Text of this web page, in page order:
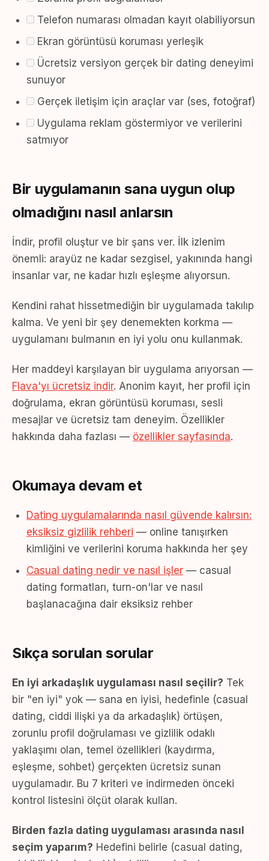
Telefon numarası olmadan kayıt olabiliyorsun
Ekran görüntüsü koruması yerleşik
Ücretsiz versiyon gerçek bir dating deneyimi
sunuyor
Gerçek iletişim için araçlar var (ses, fotoğraf)
Uygulama reklam göstermiyor ve verilerini
satmıyor
Bir uygulamanın sana uygun olup
olmadığını nasıl anlarsın
İndir, profil oluştur ve bir şans ver. İlk izlenim
önemli: arayüz ne kadar sezgisel, yakınında hangi
insanlar var, ne kadar hızlı eşleşme alıyorsun.
Kendini rahat hissetmediğin bir uygulamada takılıp
kalma. Ve yeni bir şey denemekten korkma —
uygulamanı bulmanın en iyi yolu onu kullanmak.
Her maddeyi karşılayan bir uygulama arıyorsan —
Flava'yı ücretsiz indir. Anonim kayıt, her profil için
doğrulama, ekran görüntüsü koruması, sesli
mesajlar ve ücretsiz tam deneyim. Özellikler
hakkında daha fazlası — özellikler sayfasında.
Okumaya devam et
Dating uygulamalarında nasıl güvende kalırsın:
eksiksiz gizlilik rehberi — online tanışırken
kimliğini ve verilerini koruma hakkında her şey
Casual dating nedir ve nasıl işler — casual
dating formatları, turn-on'lar ve nasıl
başlanacağına dair eksiksiz rehber
Sıkça sorulan sorular
En iyi arkadaşlık uygulaması nasıl seçilir? Tek
bir "en iyi" yok — sana en iyisi, hedefinle (casual
dating, ciddi ilişki ya da arkadaşlık) örtüşen,
zorunlu profil doğrulaması ve gizlilik odaklı
yaklaşımı olan, temel özellikleri (kaydırma,
eşleşme, sohbet) gerçekten ücretsiz sunan
uygulamadır. Bu 7 kriteri ve indirmeden önceki
kontrol listesini ölçüt olarak kullan.
Birden fazla dating uygulaması arasında nasıl
seçim yaparım? Hedefini belirle (casual dating,